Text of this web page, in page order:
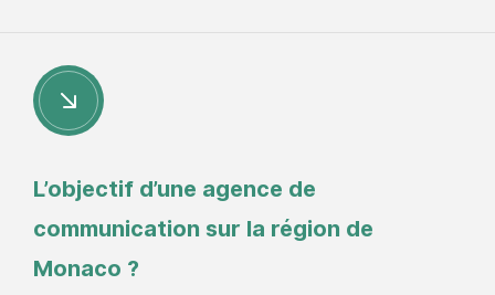
L’objectif d’une agence de
communication sur la région de
Monaco ?